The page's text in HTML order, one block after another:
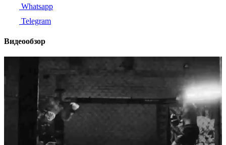
Whatsapp
Telegram
Видеообзор